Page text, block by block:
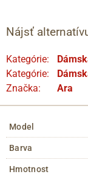
Nájsť
Kategórie:
Kategórie:
Značka:
Ara
Model
Barva
Hmotnost